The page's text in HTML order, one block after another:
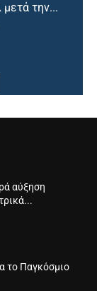
την...
αύξηση
το Παγκόσμιο